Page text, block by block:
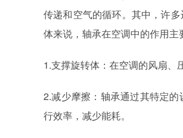
传递和空气的循环。其中，许
体来说，轴承在空调中的作用
1.支撑旋转体：在空调的风扇
2.减少摩擦：轴承通过其特定
行效率，减少能耗。